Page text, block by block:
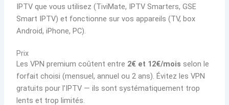
IPTV que vous utilisez (TiviMate, IPTV Smarters, GSE
Smart IPTV) et fonctionne sur vos appareils (TV, box
Android, iPhone, PC).
Prix
Les VPN premium coûtent entre 2€ et 12€/mois selon le
forfait choisi (mensuel, annuel ou 2 ans). Évitez les VPN
gratuits pour l’IPTV — ils sont systématiquement trop
lents et trop limités.